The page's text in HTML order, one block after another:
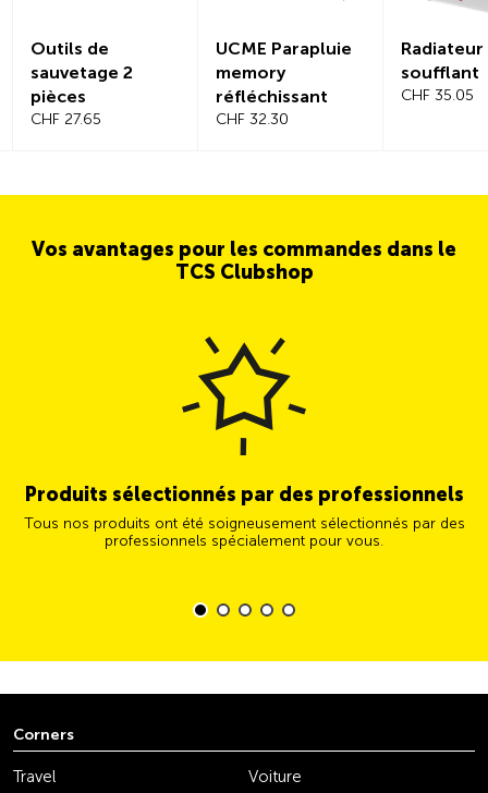
Outils de
sauvetage 2
pièces
CHF 27.65
UCME Parapluie
memory
réfléchissant
CHF 32.30
Radiateur
soufflant
CHF 35.05
Vos avantages pour les commandes dans le
TCS Clubshop
Produits sélectionnés par des professionnels
Tous nos produits ont été soigneusement sélectionnés par des
professionnels spécialement pour vous.
Corners
Travel
Voiture